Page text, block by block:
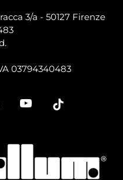
3/a - 50127 Firenze
03794340483